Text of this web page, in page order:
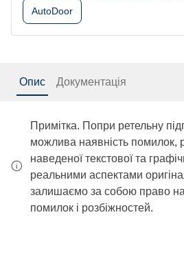
AutoDoor
Опис Документація
Примітка. Попри ретельну
можлива наявність помилок,
наведеної текстової та
реальними аспектами
залишаємо за собою право
помилок і розбіжностей.